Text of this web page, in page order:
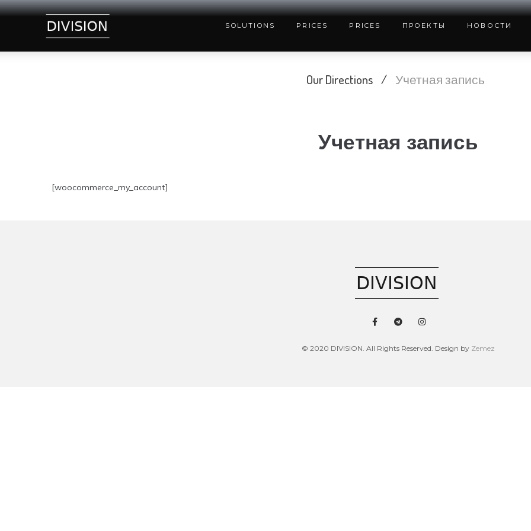
SOLUTIONS PRICES PRICES ПРОЕКТЫ НОВОСТИ
Our Directions / Учетная запись
Учетная запись
[woocommerce_my_account]
© 2020 DIVISION. All Rights Reserved. Design by Zemez